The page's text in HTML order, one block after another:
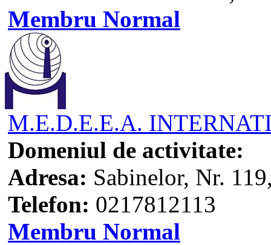
Membru Normal
M.E.D.E.E.A.
Domeniul de activitate:
Adresa: Sabinelor, Nr.
Telefon: 0217812113
Membru Normal